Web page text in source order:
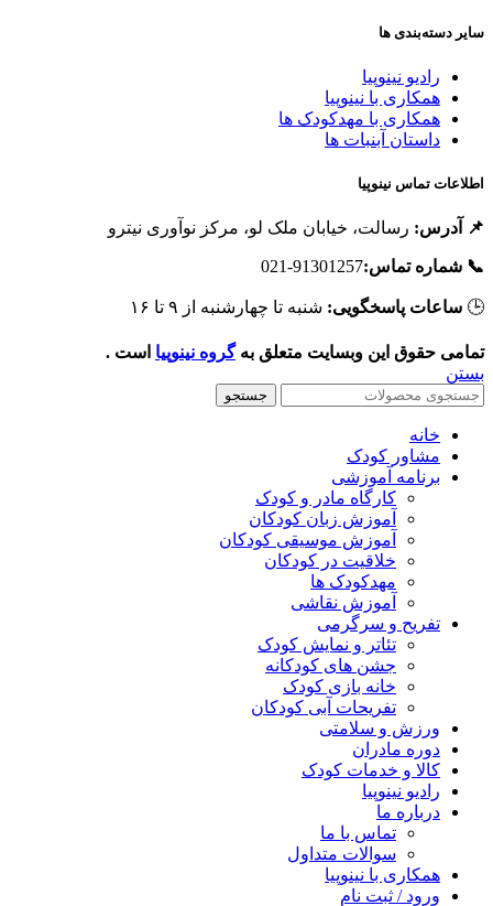
دسته‌بندی ها
رادیو نینوپیا
همکاری با نینوپیا
همکاری با مهدکودک ها
داستان آبنبات ها
تماس نینوپیا
آدرس: رسالت، خیابان ملک لو، مرکز نوآوری نیترو
شماره تماس: 91301257-021
ساعات پاسخگویی: شنبه تا چهارشنبه از ۹ تا ۱۶
حقوق این وبسایت متعلق بهگروه نینوپیااست .
جستجو
خانه
مشاور کودک
برنامه آموزشی
کارگاه مادر و کودک
آموزش زبان کودکان
آموزش موسیقی کودکان
خلاقیت در کودکان
مهد‌کودک ها
آموزش نقاشی
تفریح و سرگرمی
تئاتر و نمایش کودک
جشن های کودکانه
خانه بازی کودک
تفریحات آبی کودکان
ورزش و سلامتی
دوره مادران
کالا و خدمات کودک
رادیو نینوپیا
درباره ما
تماس با ما
سوالات متداول
همکاری با نینوپیا
ورود / ثبت نام